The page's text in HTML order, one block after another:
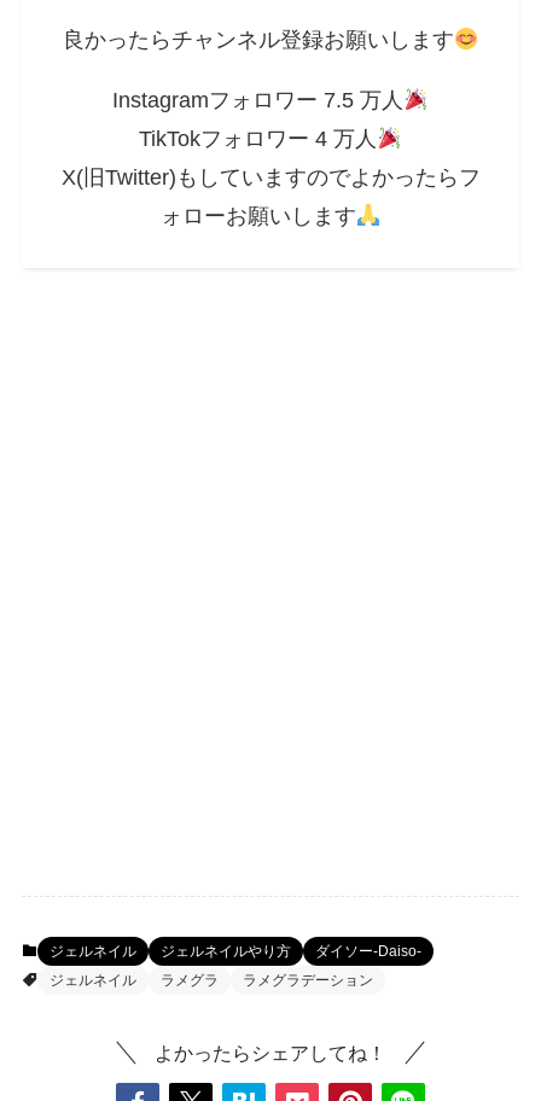
良かったらチャンネル登録お願いします
Instagramフォロワー 7.5 万人
TikTokフォロワー 4 万人
X(旧Twitter)もしていますのでよかったらフ
ォローお願いします
ジェルネイル ジェルネイルやり方
ダイソー-Daiso-
ジェルネイル
ラメグラ ラメグラデーション
よかったらシェアしてね！